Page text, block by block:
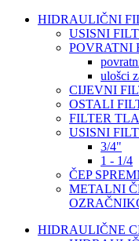
HIDRAULIČNI
USISNI
POVRATNI
ulošci
CIJEVNI
OSTALI
FILTER
USISNI
3/4"
1 - 1/4
ČEP
METALNI
HIDRAULIČNE